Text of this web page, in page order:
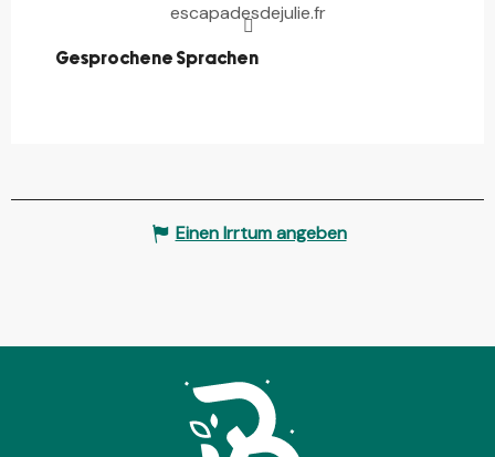
escapadesdejulie.fr
Gesprochene Sprachen
Gesprochene Sprachen
Einen Irrtum angeben